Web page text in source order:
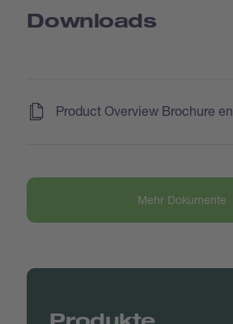
Downloads
Product Overview Brochure en
Mehr Dokumente